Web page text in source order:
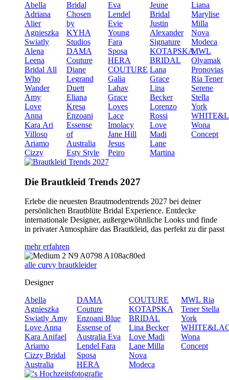
Abella
Adriana
Alier
Agnieszka
Swiatly
Alena
Leena
Bridal All
Who
Wander
Amy
Love
Anna
Kara Ari
Villoso
Ariamo
Cizzy
Bridal
Chosen
by
KYHA
Studios
DAMA
Couture
Diane
Legrand
Duett
Eliana
Kresa
Enzoani
Essense
of
Australia
Esty Style
Eva
Lendel
Evie
Young
Fara
Sposa
HERA
COUTURE
Galia
Lahav
Grace
Loves
Lace
Imolacy
Jane Hill
Jesus
Peiro
Jeune
Bridal
Justin
Alexander
Signature
KOTAPSKA
BRIDAL
Lana
Grace
Lina
Becker
Lorenzo
Rossi
Love
Madi
Lane
Martina
Liana
Marylise
Milla
Nova
Modeca
MWL
Olyamak
Pronovias
Ria Tener
Serene
Stella
York
Wona
Concept
Die Brautkleid Trends 2027
Erlebe die neuesten Brautmodentrends 2027 bei deiner
persönlichen Brautblüte Bridal Experience. Entdecke
internationale Designer, außergewöhnliche Looks und finde
in privater Atmosphäre das Brautkleid, das perfekt zu dir passt
mehr erfahren
alle curvy brautkleider
Designer
Abella
Agnieszka
Swiatly Amy
Love Anna
Kara Anifael
Ariamo
Cizzy Bridal
Australia
DAMA
Couture
Enzoani Blue
Essense of
Australia Eva
Lendel Fara
Sposa
HERA
COUTURE
KOTAPSKA
BRIDAL
Lina Becker
Love Madi
Lane Milla
Nova
Modeca
MWL Ria
Tener Stella
York
Wona
Concept